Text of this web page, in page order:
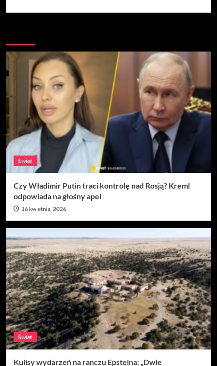
Świat
Czy Władimir Putin traci kontrolę nad Rosją? Kreml
odpowiada na głośny apel
16 kwietnia, 2026
Świat
Kulisy wydarzeń na ranczu Epsteina: „Dwie